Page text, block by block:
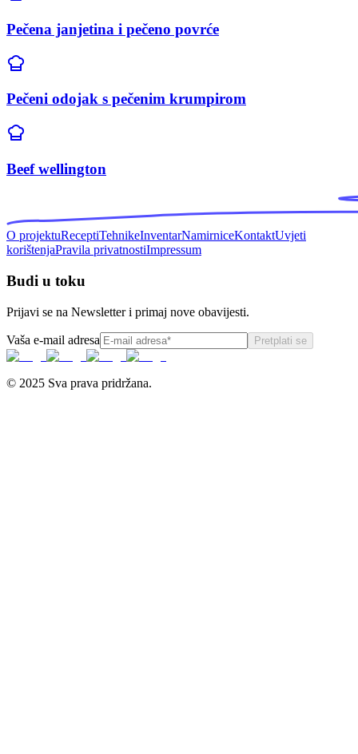
Pečena janjetina i pečeno povrće
Pečeni odojak s pečenim krumpirom
Beef wellington
O projektuReceptiTehnikeInventarNamirniceKontaktUvjeti
korištenjaPravila privatnostiImpressum
Budi u toku
Prijavi se na Newsletter i primaj nove obavijesti.
Vaša e-mail adresa Pretplati se
© 2025 Sva prava pridržana.